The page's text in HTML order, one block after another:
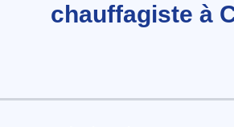
bois
chauffagiste à